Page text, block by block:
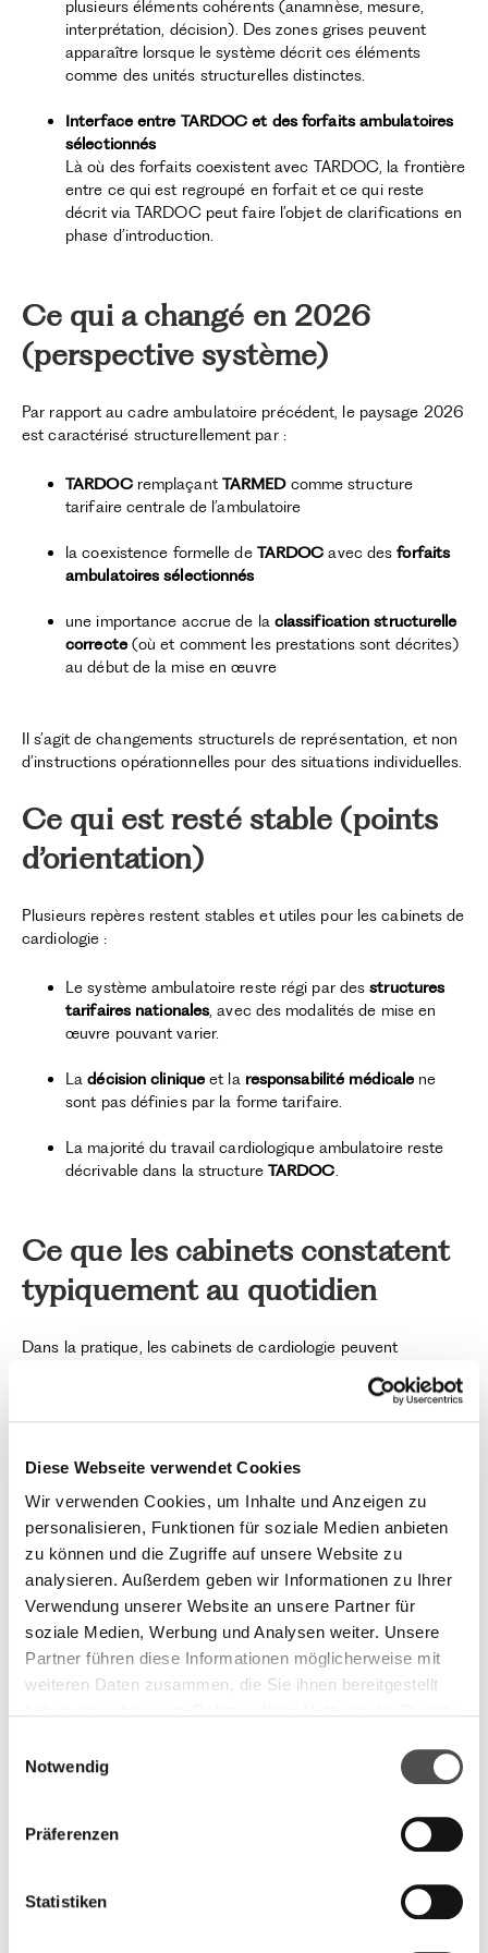
Diese Webseite verwendet Cookies
Wir verwenden Cookies, um Inhalte und Anzeigen zu
personalisieren, Funktionen für soziale Medien anbieten
zu können und die Zugriffe auf unsere Website zu
analysieren. Außerdem geben wir Informationen zu Ihrer
Verwendung unserer Website an unsere Partner für
soziale Medien, Werbung und Analysen weiter. Unsere
Partner führen diese Informationen möglicherweise mit
weiteren Daten zusammen, die Sie ihnen bereitgestellt
Notwendig
Präferenzen
Statistiken
plusieurs éléments cohérents (anamnèse, mesure,
interprétation, décision). Des zones grises peuvent
apparaître lorsque le système décrit ces éléments
comme des unités structurelles distinctes.
Interface entre TARDOC et des forfaits ambulatoires
sélectionnés
Là où des forfaits coexistent avec TARDOC, la frontière
entre ce qui est regroupé en forfait et ce qui reste
décrit via TARDOC peut faire l’objet de clarifications en
phase d’introduction.
Ce qui a changé en 2026
(perspective système)
Par rapport au cadre ambulatoire précédent, le paysage 2026
est caractérisé structurellement par :
TARDOCremplaçantTARMEDcomme structure
tarifaire centrale de l’ambulatoire
la coexistence formelle de TARDOC avec desforfaits
ambulatoires sélectionnés
une importance accrue de la classification structurelle
correcte(où et comment les prestations sont décrites)
au début de la mise en œuvre
Il s’agit de changements structurels de représentation, et non
d’instructions opérationnelles pour des situations individuelles.
Ce qui est resté stable (points
d’orientation)
Plusieurs repères restent stables et utiles pour les cabinets de
cardiologie :
Le système ambulatoire reste régi par desstructures
tarifaires nationales, avec des modalités de mise en
œuvre pouvant varier.
Ladécision cliniqueet la responsabilité médicalene
sont pas définies par la forme tarifaire.
La majorité du travail cardiologique ambulatoire reste
décrivable dans la structure TARDOC.
Ce que les cabinets constatent
typiquement au quotidien
Dans la pratique, les cabinets de cardiologie peuvent
des documents officiels et communications de système
nécessitent une interprétation administrative
certains sujets paraissent « clairs en principe », mais
sont appliqués avec desnuances différentesselon les
interlocuteurs au début
la visibilité de la logique desforfaitspeut varier selon le
contexte, même si TARDOC reste la structure
dominante
conformité.
Qui est le plus concerné